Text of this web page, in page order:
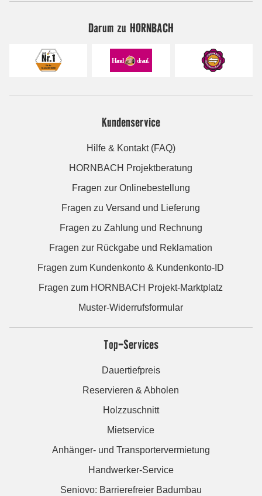
Darum zu HORNBACH
Kundenservice
Hilfe & Kontakt (FAQ)
HORNBACH Projektberatung
Fragen zur Onlinebestellung
Fragen zu Versand und Lieferung
Fragen zu Zahlung und Rechnung
Fragen zur Rückgabe und Reklamation
Fragen zum Kundenkonto & Kundenkonto-ID
Fragen zum HORNBACH Projekt-Marktplatz
Muster-Widerrufsformular
Top-Services
Dauertiefpreis
Reservieren & Abholen
Holzzuschnitt
Mietservice
Anhänger- und Transportervermietung
Handwerker-Service
Seniovo: Barrierefreier Badumbau